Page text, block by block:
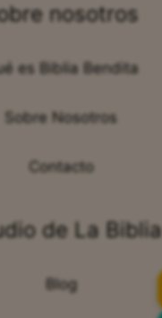
nosotros
es Biblia Bendita
Sobre Nosotros
Contacto
de La Biblia
Blog